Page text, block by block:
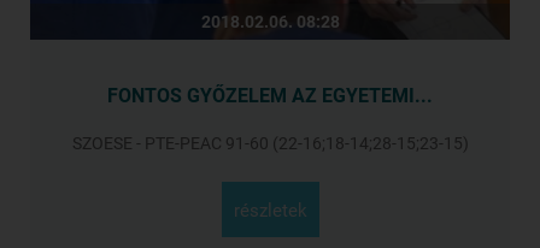
2018.02.06. 08:28
FONTOS GYŐZELEM AZ EGYETEMI...
SZOESE - PTE-PEAC 91-60 (22-16;18-14;28-15;23-15)
részletek